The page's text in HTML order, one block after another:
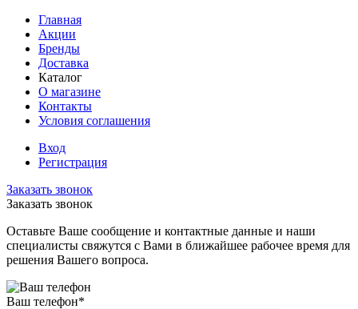
Главная
Акции
Бренды
Доставка
Каталог
О магазине
Контакты
Условия соглашения
Вход
Регистрация
Заказать звонок
Заказать звонок
Оставьте Ваше сообщение и контактные данные и наши
специалисты свяжутся с Вами в ближайшее рабочее время для
решения Вашего вопроса.
Ваш телефон*